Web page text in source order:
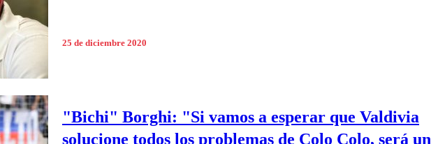
25 de diciembre 2020
"Bichi" Borghi: "Si vamos a esperar que Valdivia
solucione todos los problemas de Colo Colo, será